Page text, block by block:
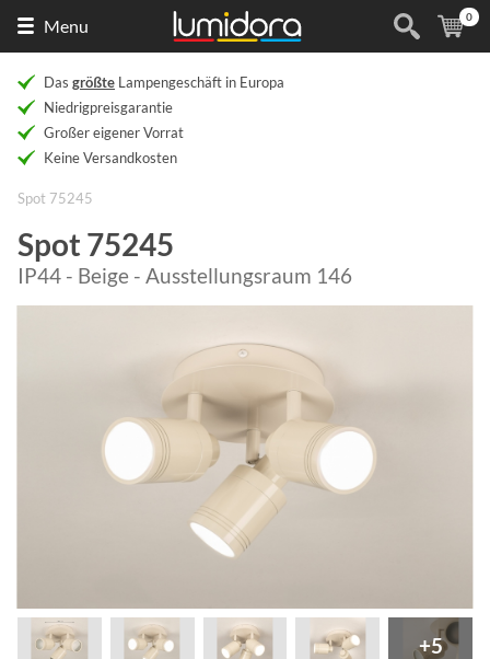
Menu (
0
Das größte Lampengeschäft in Europa
Niedrigpreisgarantie
Großer eigener Vorrat
Keine Versandkosten
Spot 75245
Spot 75245
IP44 - Beige - Ausstellungsraum 146
+5